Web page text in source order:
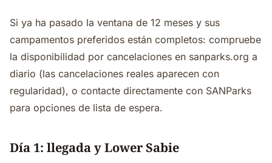
Si ya ha pasado la ventana de 12 meses y sus
campamentos preferidos están completos: compruebe
la disponibilidad por cancelaciones en sanparks.org a
diario (las cancelaciones reales aparecen con
regularidad), o contacte directamente con SANParks
para opciones de lista de espera.
Día 1: llegada y Lower Sabie